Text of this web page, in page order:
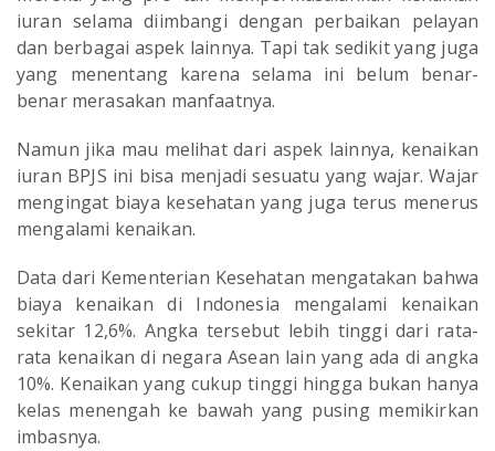
iuran selama diimbangi dengan perbaikan pelayan
dan berbagai aspek lainnya. Tapi tak sedikit yang juga
yang menentang karena selama ini belum benar-
benar merasakan manfaatnya.
Namun jika mau melihat dari aspek lainnya, kenaikan
iuran BPJS ini bisa menjadi sesuatu yang wajar. Wajar
mengingat biaya kesehatan yang juga terus menerus
mengalami kenaikan.
Data dari Kementerian Kesehatan mengatakan bahwa
biaya kenaikan di Indonesia mengalami kenaikan
sekitar 12,6%. Angka tersebut lebih tinggi dari rata-
rata kenaikan di negara Asean lain yang ada di angka
10%. Kenaikan yang cukup tinggi hingga bukan hanya
kelas menengah ke bawah yang pusing memikirkan
imbasnya.